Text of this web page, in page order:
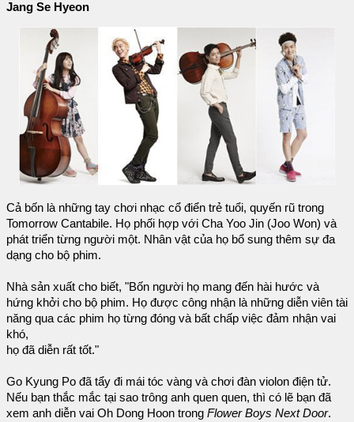
Jang Se Hyeon
Cả bốn là những tay chơi nhạc cổ điển trẻ tuổi, quyến rũ trong
Tomorrow Cantabile. Họ phối hợp với Cha Yoo Jin (Joo Won) và
phát triển từng người một. Nhân vật của họ bổ sung thêm sự đa
dạng cho bộ phim.
Nhà sản xuất cho biết, "Bốn người họ mang đến hài hước và
hứng khởi cho bộ phim. Họ được công nhận là những diễn viên tài
năng qua các phim họ từng đóng và bất chấp việc đảm nhận vai
khó,
họ đã diễn rất tốt."
Go Kyung Po đã tẩy đi mái tóc vàng và chơi đàn violon điện tử.
Nếu bạn thắc mắc tại sao trông anh quen quen, thì có lẽ bạn đã
xem anh diễn vai Oh Dong Hoon trong Flower Boys Next Door.